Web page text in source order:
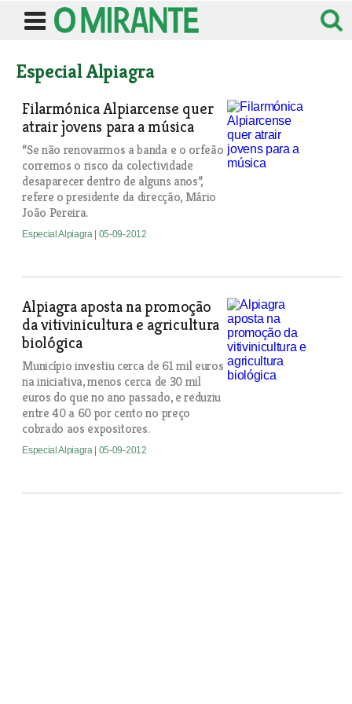
Especial Alpiagra
Filarmónica Alpiarcense quer
atrair jovens para a música
“Se não renovarmos a banda e o orfeão
corremos o risco da colectividade
desaparecer dentro de alguns anos”,
refere o presidente da direcção, Mário
João Pereira.
Especial Alpiagra | 05-09-2012
Alpiagra aposta na promoção
da vitivinicultura e agricultura
biológica
Município investiu cerca de 61 mil euros
na iniciativa, menos cerca de 30 mil
euros do que no ano passado, e reduziu
entre 40 a 60 por cento no preço
cobrado aos expositores.
Especial Alpiagra | 05-09-2012